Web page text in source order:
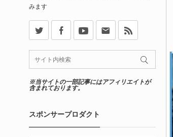
みます
※当サイトの一部記事にはアフィリエイトが
含まれております。
スポンサープロダクト